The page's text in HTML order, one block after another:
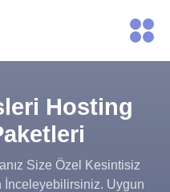
Hosting
Size Özel Kesintisiz
İnceleyebilirsiniz. Uygun